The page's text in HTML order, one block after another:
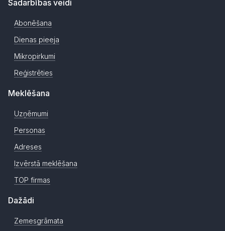
Sadarbības veidi
Abonēšana
Dienas pieeja
Mikropirkumi
Reģistrēties
Meklēšana
Uzņēmumi
Personas
Adreses
Izvērstā meklēšana
TOP firmas
Dažādi
Zemesgrāmata